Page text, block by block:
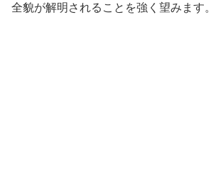
全貌が解明されることを強く望みます。